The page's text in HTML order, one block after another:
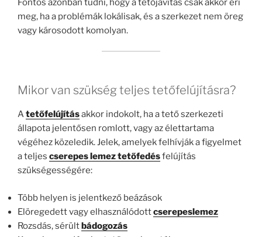
Fontos azonban tudni, hogy a tetőjavítás csak akkor éri
meg, ha a problémák lokálisak, és a szerkezet nem öreg
vagy károsodott komolyan.
Mikor van szükség teljes tetőfelújításra?
Atetőfelújításakkor indokolt, ha a tető szerkezeti
állapota jelentősen romlott, vagy az élettartama
végéhez közeledik. Jelek, amelyek felhívják a figyelmet
a teljes cserepes lemez tetőfedésfelújítás
szükségességére:
Több helyen is jelentkező beázások
Elöregedett vagy elhasználódottcserepeslemez
Rozsdás, sérültbádogozás